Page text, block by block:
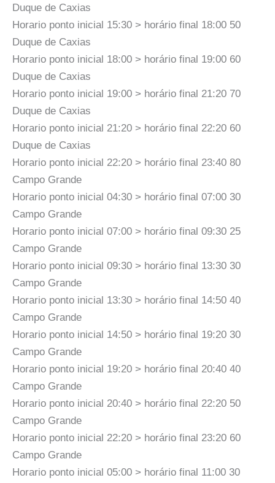
Duque de Caxias
Horario ponto inicial 15:30 > horário final 18:00 50
Duque de Caxias
Horario ponto inicial 18:00 > horário final 19:00 60
Duque de Caxias
Horario ponto inicial 19:00 > horário final 21:20 70
Duque de Caxias
Horario ponto inicial 21:20 > horário final 22:20 60
Duque de Caxias
Horario ponto inicial 22:20 > horário final 23:40 80
Campo Grande
Horario ponto inicial 04:30 > horário final 07:00 30
Campo Grande
Horario ponto inicial 07:00 > horário final 09:30 25
Campo Grande
Horario ponto inicial 09:30 > horário final 13:30 30
Campo Grande
Horario ponto inicial 13:30 > horário final 14:50 40
Campo Grande
Horario ponto inicial 14:50 > horário final 19:20 30
Campo Grande
Horario ponto inicial 19:20 > horário final 20:40 40
Campo Grande
Horario ponto inicial 20:40 > horário final 22:20 50
Campo Grande
Horario ponto inicial 22:20 > horário final 23:20 60
Campo Grande
Horario ponto inicial 05:00 > horário final 11:00 30